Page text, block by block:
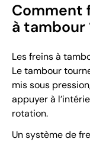
Comment
à tambour
Les freins à
Le tambour
mis sous
appuyer à
rotation.
Un système de